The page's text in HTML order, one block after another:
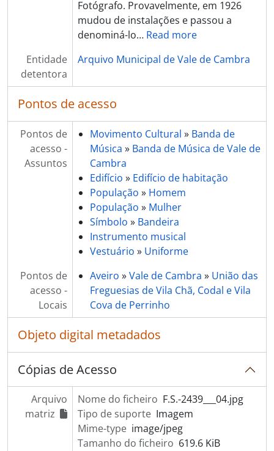
Fotógrafo. Provavelmente, em 1926
mudou de instalações e passou a
denominá-lo… Read more
Entidade
detentora
Arquivo Municipal de Vale de Cambra
Pontos de acesso
Pontos de
acesso -
Assuntos
Movimento Cultural » Banda de
Música » Banda de Música de Vale de
Cambra
Edifício » Edifício de habitação
População » Homem
População » Mulher
Símbolo » Bandeira
Instrumento musical
Vestuário » Uniforme
Pontos de
acesso -
Locais
Aveiro »Vale de Cambra » União das
Freguesias de Vila Chã, Codal e Vila
Cova de Perrinho
Objeto digital metadados
Cópias de Acesso
Arquivo
matriz
Nome do ficheiro F.S.-2439___04.jpg
Tipo de suporte Imagem
Mime-type image/jpeg
Tamanho do ficheiro 619.6 KiB